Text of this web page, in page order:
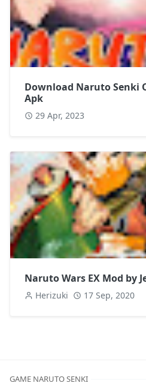
Download Naruto Senki
Apk
29 Apr, 2023
Naruto Wars EX Mod by
Herizuki 17 Sep, 2020
GAME NARUTO SENKI